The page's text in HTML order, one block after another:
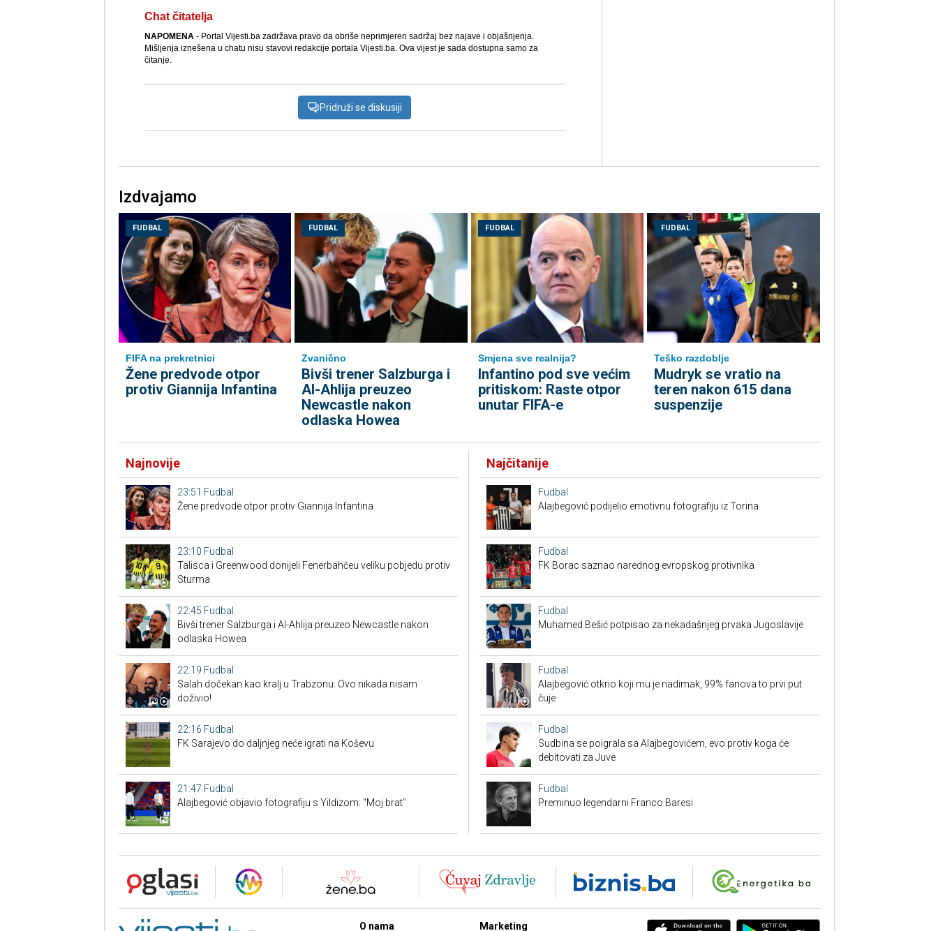
Chat čitatelja
NAPOMENA- Portal Vijesti.ba zadržava pravo da obriše neprimjeren sadržaj bez najave i objašnjenja.
Mišljenja iznešena u chatu nisu stavovi redakcije portala Vijesti.ba. Ova vijest je sada dostupna samo za
čitanje.
Pridruži se diskusiji
Izdvajamo
FUDBAL
FIFA na prekretnici
Žene predvode otpor
protiv Giannija Infantina
FUDBAL
Zvanično
Bivši trener Salzburga i
Al-Ahlija preuzeo
Newcastle nakon
odlaska Howea
FUDBAL
Smjena sve realnija?
Infantino pod sve većim
pritiskom: Raste otpor
unutar FIFA-e
FUDBAL
Teško razdoblje
Mudryk se vratio na
teren nakon 615 dana
suspenzije
Najnovije
23:51 Fudbal
Žene predvode otpor protiv Giannija Infantina
23:10 Fudbal
Talisca i Greenwood donijeli Fenerbahčeu veliku pobjedu protiv
Sturma
22:45 Fudbal
Bivši trener Salzburga i Al-Ahlija preuzeo Newcastle nakon
odlaska Howea
22:19 Fudbal
Salah dočekan kao kralj u Trabzonu: Ovo nikada nisam
doživio!
22:16 Fudbal
FK Sarajevo do daljnjeg neće igrati na Koševu
21:47 Fudbal
Alajbegović objavio fotografiju s Yildizom: "Moj brat"
Najčitanije
Fudbal
Alajbegović podijelio emotivnu fotografiju iz Torina
Fudbal
FK Borac saznao narednog evropskog protivnika
Fudbal
Muhamed Bešić potpisao za nekadašnjeg prvaka Jugoslavije
Fudbal
Alajbegović otkrio koji mu je nadimak, 99% fanova to prvi put
čuje
Fudbal
Sudbina se poigrala sa Alajbegovićem, evo protiv koga će
debitovati za Juve
Fudbal
Preminuo legendarni Franco Baresi
O nama Marketing